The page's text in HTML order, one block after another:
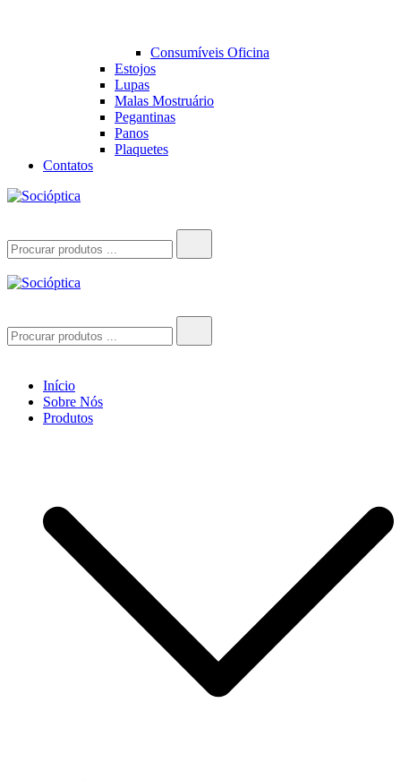
Consumíveis Oficina
Estojos
Lupas
Malas Mostruário
Pegantinas
Panos
Plaquetes
Contatos
for:
for:
Início
Sobre Nós
Produtos